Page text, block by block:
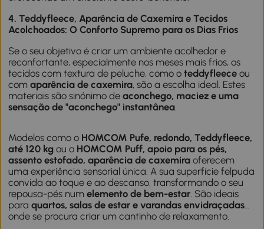
4. Teddyfleece, Aparência de Caxemira e Tecidos
Acolchoados: O Conforto Supremo para os Dias Frios
Se o seu objetivo é criar um ambiente acolhedor e
reconfortante, especialmente nos meses mais frios, os
tecidos com textura de peluche, como oteddyfleece ou
comaparência de caxemira, são a escolha ideal. Estes
materiais são sinónimo deaconchego, maciez e uma
sensação de "aconchego" instantânea
Modelos como o HOMCOM Pufe, redondo, Teddyfleece,
até 120 kg ou o HOMCOM Puff, apoio para os pés,
assento estofado, aparência de caxemira oferecem
uma experiência sensorial única. A sua superfície felpuda
convida ao toque e ao descanso, transformando o seu
repousa-pés numelemento de bem-estar. São ideais
paraquartos, salas de estar e varandas envidraçadas
onde se procura criar um cantinho de relaxamento.